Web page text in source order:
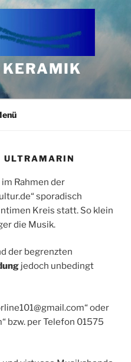
ULTRAMARIN
Rahmen der
sporadisch
Kreis statt. So klein
die Musik.
der begrenzten
jedoch unbedingt
oder
bzw. per Telefon 01575